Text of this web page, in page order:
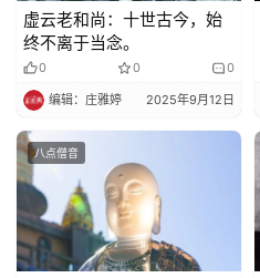
虚云老和尚：十世古今，始
终不离于当念。
0 0 0
编辑：庄雅婷 2025年9月12日
八点僧音